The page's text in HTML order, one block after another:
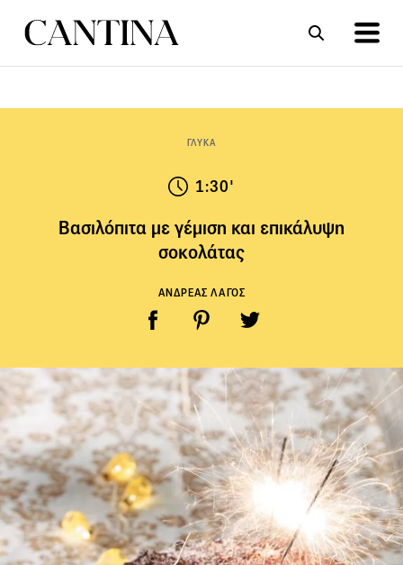
ΓΛΥΚΑ
1:30'
Βασιλόπιτα με γέμιση και επικάλυψη
σοκολάτας
ΑΝΔΡΕΑΣ ΛΑΓΟΣ